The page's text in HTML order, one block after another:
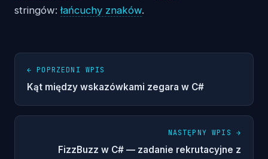
stringów: łańcuchy znaków.
← POPRZEDNI WPIS
Kąt między wskazówkami zegara w C#
NASTĘPNY WPIS →
FizzBuzz w C# — zadanie rekrutacyjne z